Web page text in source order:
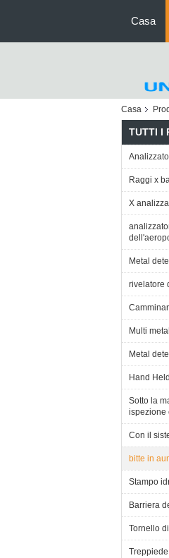
Casa
Casa
TUTTI I
Raggi x
X
Metal
rivelatore
Multi
Metal
Hand
Sotto la
ispezione
Con il
bitte in
Stampo
Barriera
Tornello